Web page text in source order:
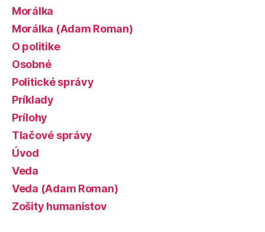
Morálka
Morálka (Adam Roman)
O politike
Osobné
Politické správy
Príklady
Prílohy
Tlačové správy
Úvod
Veda
Veda (Adam Roman)
Zošity humanistov